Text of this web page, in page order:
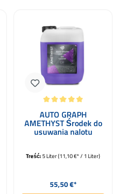
Średnia ocena 5 z 5 gwiazdek
AUTO GRAPH
AMETHYST Środek do
usuwania nalotu
Treść:5 Liter(11,10 €* / 1 Liter)
Cena regularna:
55,50 €*